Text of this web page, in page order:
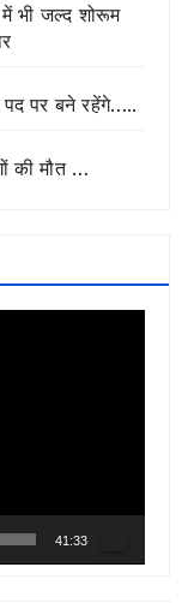
में भी जल्द शोरूम
पद पर बने रहेंगे…..
की मौत …
41:33